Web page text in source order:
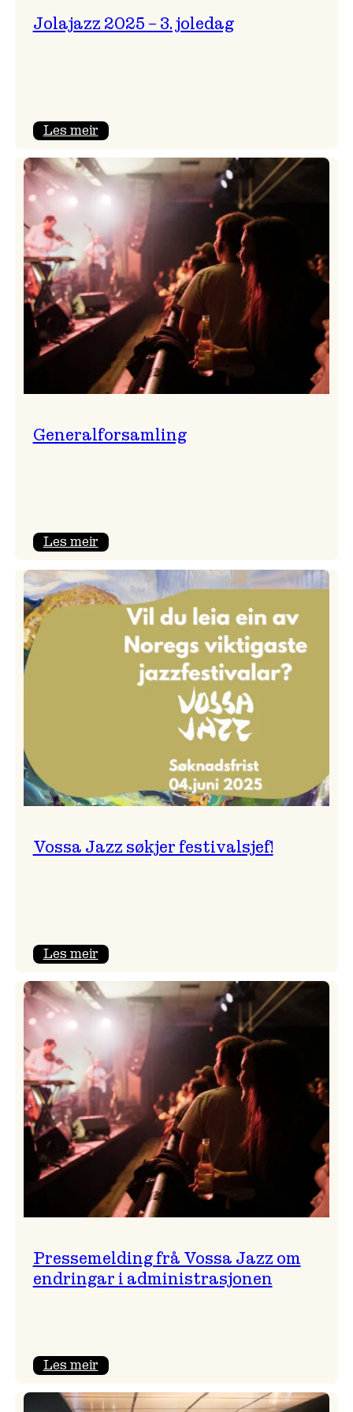
Jolajazz 2025 – 3. joledag
Les meir:
2025
–
joledag
Generalforsamling
Les meir:
Vossa Jazz søkjer festivalsjef!
Les meir:
Jazz
søkjer
Pressemelding frå Vossa Jazz om
endringar i administrasjonen
Les meir:
frå